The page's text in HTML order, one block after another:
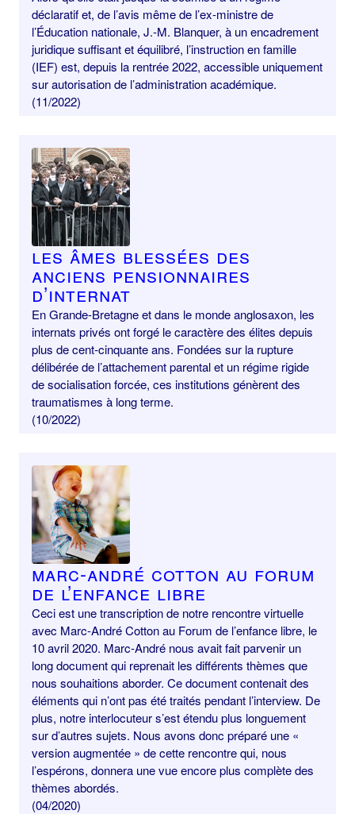
déclaratif et, de l’avis même de l’ex-ministre de
l’Éducation nationale, J.-M. Blanquer, à un encadrement
juridique suffisant et équilibré, l’instruction en famille
(IEF) est, depuis la rentrée 2022, accessible uniquement
sur autorisation de l’administration académique.
(11/2022)
Les âmes blessées des
anciens pensionnaires
d’internat
En Grande-Bretagne et dans le monde anglosaxon, les
internats privés ont forgé le caractère des élites depuis
plus de cent-cinquante ans. Fondées sur la rupture
délibérée de l’attachement parental et un régime rigide
de socialisation forcée, ces institutions génèrent des
traumatismes à long terme.
(10/2022)
Marc-André Cotton au Forum
de l’enfance libre
Ceci est une transcription de notre rencontre virtuelle
avec Marc-André Cotton au Forum de l’enfance libre, le
10 avril 2020. Marc-André nous avait fait parvenir un
long document qui reprenait les différents thèmes que
nous souhaitions aborder. Ce document contenait des
éléments qui n’ont pas été traités pendant l’interview. De
plus, notre interlocuteur s’est étendu plus longuement
sur d’autres sujets. Nous avons donc préparé une «
version augmentée » de cette rencontre qui, nous
l’espérons, donnera une vue encore plus complète des
thèmes abordés.
(04/2020)